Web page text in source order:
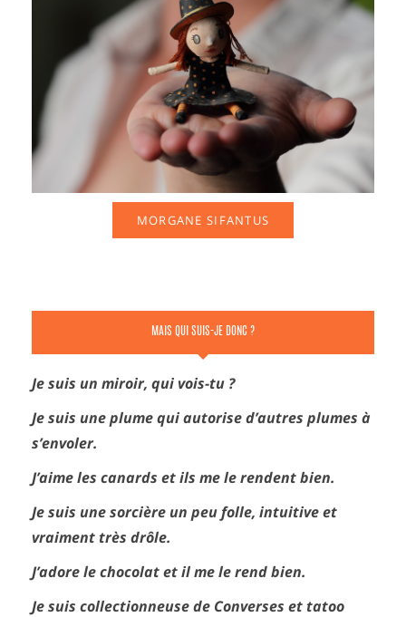
MORGANE SIFANTUS
MAIS QUI SUIS-JE DONC ?
Je suis un miroir, qui vois-tu ?
Je suis une plume qui autorise d’autres plumes à
s’envoler.
J’aime les canards et ils me le rendent bien.
Je suis une sorcière un peu folle, intuitive et
vraiment très drôle.
J’adore le chocolat et il me le rend bien.
Je suis collectionneuse de Converses et tatoo